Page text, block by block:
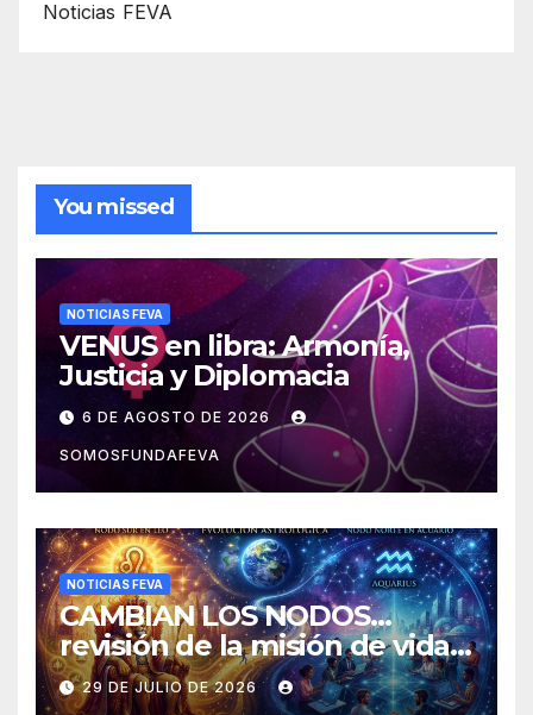
Noticias FEVA
You missed
NOTICIAS FEVA
VENUS en libra: Armonía,
Justicia y Diplomacia
6 DE AGOSTO DE 2026
SOMOSFUNDAFEVA
NOTICIAS FEVA
CAMBIAN LOS NODOS…
revisión de la misión de vida y
experiencias
29 DE JULIO DE 2026